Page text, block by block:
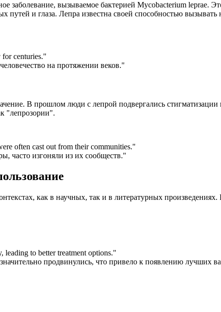
заболевание, вызываемое бактерией Mycobacterium leprae.
путей и глаза. Лепра известна своей способностью
for centuries."
на протяжении веков."
В прошлом люди с лепрой подвергались
"лепрозории".
often cast out from their communities."
часто изгоняли из их сообществ."
как в научных, так и в литературных
leading to better treatment options."
продвинулись, что привело к появлению лучших